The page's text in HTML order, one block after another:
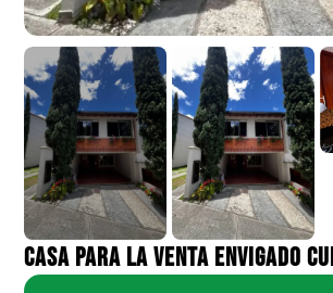
CASA PARA LA VENTA ENVIGADO